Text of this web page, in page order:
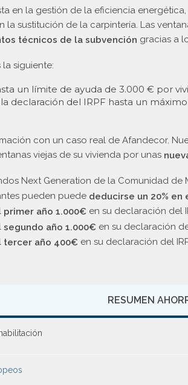
en la gestión de la eficiencia
la sustitución de la carpintería. Las
técnicos de la subvención gracias a
siguiente:
un límite de ayuda de 3.000 € por
declaración del IRPF hasta un
con un caso real de Afandecor.
viejas de su vivienda por unas
Next Generation de la Comunidad de
pueden puede deducirse un 20% en
primer año 1.000€ en su declaración del
segundo año 1.000€ en su declaración
tercer año 400€ en su declaración del
RESUMEN